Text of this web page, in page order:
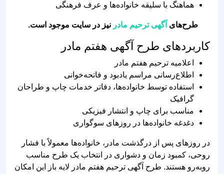
هماهنگ با سلیقه خانواده‌ها و عرف فرهنگی
طرح‌های آگهی ترحیم مادر نیز در سایت موجود است.
کاربردهای طرح آگهی هفتم مادر
اعلامیه ترحیم هفتم مادر
اطلاع‌رسانی مراسم یادبود و فاتحه‌خوانی
استفاده توسط خانواده‌ها، دفاتر خدمات چاپ و طراحان
گرافیک
مناسب برای چاپ و انتشار فیزیکی
دغدغه خانواده‌ها در روزهای سوگواری
در روزهای پس از درگذشت مادر، خانواده‌ها معمولاً با فشار
روحی، کمبود زمان و دشواری در انتخاب یک طرح مناسب
روبه‌رو هستند. طرح آگهی ترحیم هفتم مادر لایه باز این امکان